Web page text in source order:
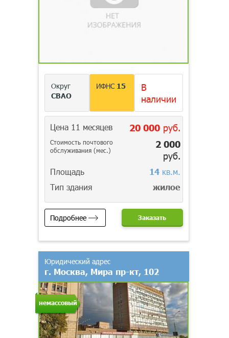
Округ
СВАО
ИФНС 15
В
наличии
Цена 11 месяцев 20 000руб.
Стоимость почтового
обслуживания (мес.)
2 000
руб.
Площадь 14кв.м.
Тип здания
жилое
Подробнее Заказать
немассовый
Юридический адрес
г. Москва, Мира пр-кт, 102